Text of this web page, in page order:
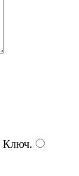
Ключ.